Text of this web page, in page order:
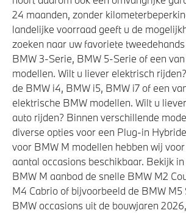
24 maanden, zonder
landelijke voorraad geeft u de
zoeken naar uw favoriete
BMW 3-Serie, BMW 5-Serie of een
modellen. Wilt u liever elektrisch
de BMW i4, BMW i5, BMW i7 of een
elektrische BMW modellen. Wilt u
auto rijden? Binnen verschillende
diverse opties voor een Plug-in
voor BMW M modellen hebben wij
aantal occasions beschikbaar. Bekijk
BMW M aanbod de snelle BMW M2
M4 Cabrio of bijvoorbeeld de BMW M5
BMW occasions uit de bouwjaren